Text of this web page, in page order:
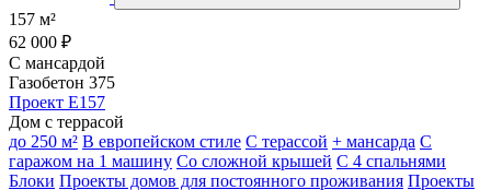
157 м²
62 000 ₽
С мансардой
Газобетон 375
Проект E157
Дом с террасой
до 250 м² В европейском стиле С терассой + мансарда С
гаражом на 1 машину Со сложной крышей С 4 спальнями
Блоки Проекты домов для постоянного проживания Проекты